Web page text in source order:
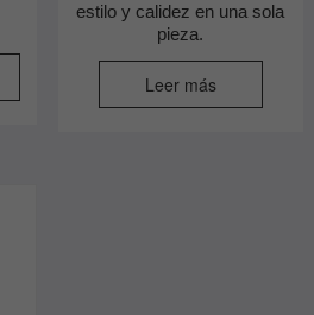
estilo y calidez en una sola
pieza.
Leer más